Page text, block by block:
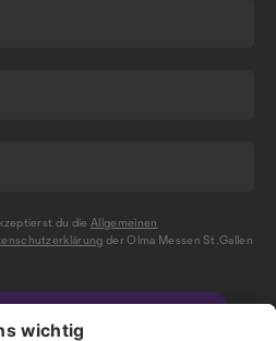
du dieAllgemeinen
der Olma Messen St.Gallen